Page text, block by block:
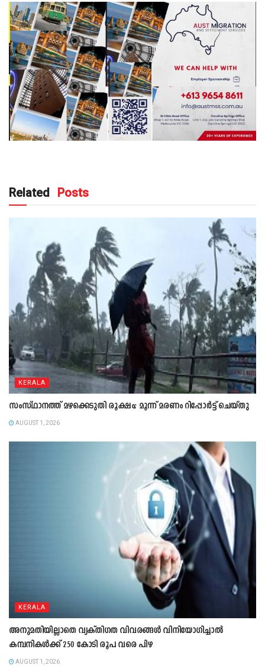
Related Posts
KERALA
സംസ്ഥാനത്ത് മഴക്കെടുതി രൂക്ഷം; മൂന്ന് മരണം റിപ്പോർട്ട് ചെയ്തു
AUGUST 1, 2026
KERALA
അനുമതിയില്ലാതെ വ്യക്തിഗത വിവരങ്ങൾ വിനിയോഗിച്ചാൽ
കമ്പനികൾക്ക് 250 കോടി രൂപ വരെ പിഴ
AUGUST 1, 2026